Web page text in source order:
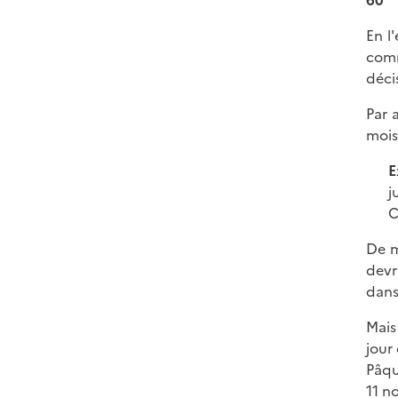
En
Par
De
jour
11